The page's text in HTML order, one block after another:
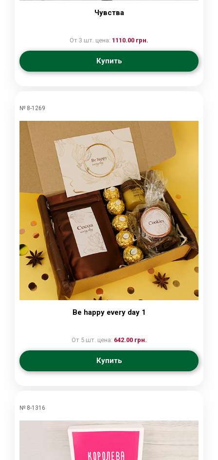
Чувства
От 3 шт. цена: 1110.00 грн.
Купить
№ 8-1269
Be happy every day 1
От 5 шт. цена: 642.00 грн.
Купить
№ 8-1316